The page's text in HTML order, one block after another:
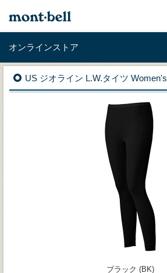
オンラインストア
US ジオライン L.W.タイツ Women's
ブラック (BK)